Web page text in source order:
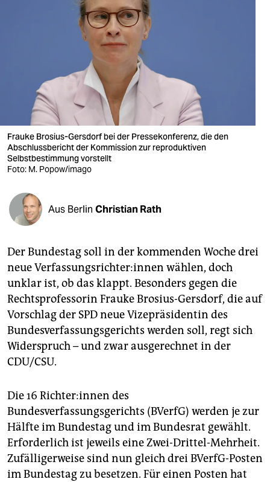
veranstaltungen
shop
fragen & hilfe
abo
epaper login
Frauke Brosius-Gersdorf bei der Pressekonferenz, die den
Abschlussbericht der Kommission zur reproduktiven
Selbstbestimmung vorstellt
Foto: M. Popow/imago
Aus Berlin Christian Rath
Der Bundestag soll in der kommenden Woche drei
neue Ver­fas­sungs­rich­te­r:in­nen wählen, doch
unklar ist, ob das klappt. Besonders gegen die
Rechtsprofessorin Frauke Brosius-Gersdorf, die auf
Vorschlag der SPD neue Vizepräsidentin des
Bundesverfassungsgerichts werden soll, regt sich
Widerspruch – und zwar ausgerechnet in der
CDU/CSU.
Die 16 Rich­te­r:in­nen des
Bundesverfassungsgerichts (BVerfG) werden je zur
Hälfte im Bundestag und im Bundesrat gewählt.
Erforderlich ist jeweils eine Zwei-Drittel-Mehrheit.
Zufälligerweise sind nun gleich drei BVerfG-Posten
im Bundestag zu besetzen. Für einen Posten hat